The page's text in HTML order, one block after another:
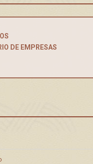
DE EMPRESAS